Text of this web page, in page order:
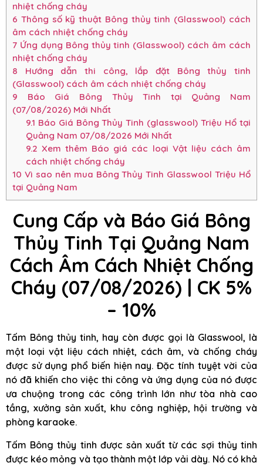
nhiệt chống cháy
6 Thông số kỹ thuật Bông thủy tinh (Glasswool) cách
âm cách nhiệt chống cháy
7 Ứng dụng Bông thủy tinh (Glasswool) cách âm cách
nhiệt chống cháy
8 Hướng dẫn thi công, lắp đặt Bông thủy tinh
(Glasswool) cách âm cách nhiệt chống cháy
9 Báo Giá Bông Thủy Tinh tại Quảng Nam
(07/08/2026) Mới Nhất
9.1 Báo Giá Bông Thủy Tinh (glasswool) Triệu Hổ tại
Quảng Nam 07/08/2026 Mới Nhất
9.2 Xem thêm Báo giá các loại Vật liệu cách âm
cách nhiệt chống cháy
10 Vì sao nên mua Bông Thủy Tinh Glasswool Triệu Hổ
tại Quảng Nam
Cung Cấp và Báo Giá Bông
Thủy Tinh Tại Quảng Nam
Cách Âm Cách Nhiệt Chống
Cháy (07/08/2026) | CK 5%
– 10%
Tấm Bông thủy tinh, hay còn được gọi là Glasswool, là
một loại vật liệu cách nhiệt, cách âm, và chống cháy
được sử dụng phổ biến hiện nay. Đặc tính tuyệt vời của
nó đã khiến cho việc thi công và ứng dụng của nó được
ưa chuộng trong các công trình lớn như tòa nhà cao
tầng, xưởng sản xuất, khu công nghiệp, hội trường và
phòng karaoke.
Tấm Bông thủy tinh được sản xuất từ các sợi thủy tinh
được kéo mỏng và tạo thành một lớp vải dày. Nó có khả